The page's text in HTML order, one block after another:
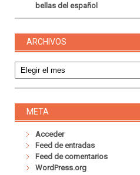
bellas del español
ARCHIVOS
META
Acceder
Feed de entradas
Feed de comentarios
WordPress.org